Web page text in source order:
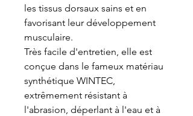
les tissus dorsaux sains et en
favorisant leur développement
musculaire.
Très facile d'entretien, elle est
conçue dans le fameux matériau
synthétique WINTEC,
extrêmement résistant à
l'abrasion, déperlant à l'eau et à